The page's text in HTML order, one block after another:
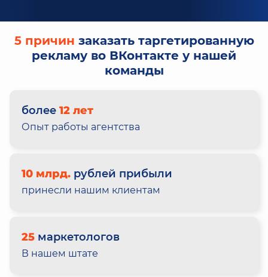
5 причин заказать таргетированную
рекламу во ВКонтакте у нашей
команды
более 12 лет
Опыт работы агентства
10 млрд. рублей прибыли
принесли нашим клиентам
25 маркетологов
В нашем штате